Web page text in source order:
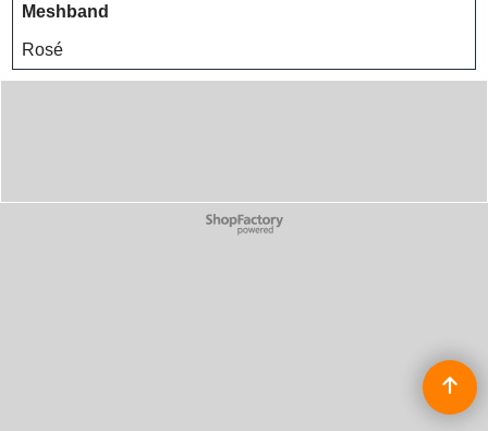
Meshband
Rosé
Webwinkel gemaakt met
ShopFactory webwinkel